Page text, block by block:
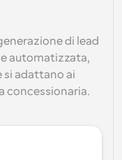
chiamate
i promemoria
e aggiornamenti
di lead
automatizzata,
si adattano ai
concessionaria.